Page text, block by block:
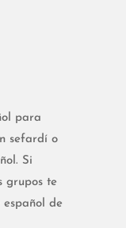
para
sefardí o
Si
grupos te
de